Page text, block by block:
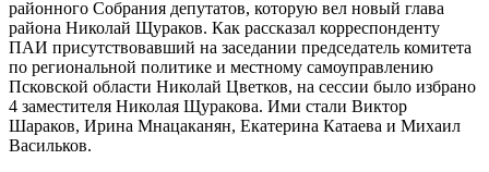
районного Собрания депутатов, которую вел новый глава
района Николай Щураков. Как рассказал корреспонденту
ПАИ присутствовавший на заседании председатель комитета
по региональной политике и местному самоуправлению
Псковской области Николай Цветков, на сессии было избрано
4 заместителя Николая Щуракова. Ими стали Виктор
Шараков, Ирина Мнацаканян, Екатерина Катаева и Михаил
Васильков.